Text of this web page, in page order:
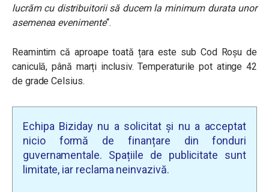
lucrăm cu distribuitorii să ducem la minimum durata unor
asemenea evenimente“.
Reamintim că aproape toată țara este sub Cod Roșu de
caniculă, până marți inclusiv. Temperaturile pot atinge 42
de grade Celsius.
Echipa Biziday nu a solicitat și nu a acceptat
nicio formă de finanțare din fonduri
guvernamentale. Spațiile de publicitate sunt
limitate, iar reclama neinvazivă.